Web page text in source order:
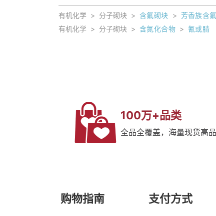
有机化学 > 分子砌块 > 含氟砌块 > 芳香族含
有机化学 > 分子砌块 > 含氮化合物 > 氰或腈
100万+品类
全品全覆盖，海量现货高
购物指南 支付方式